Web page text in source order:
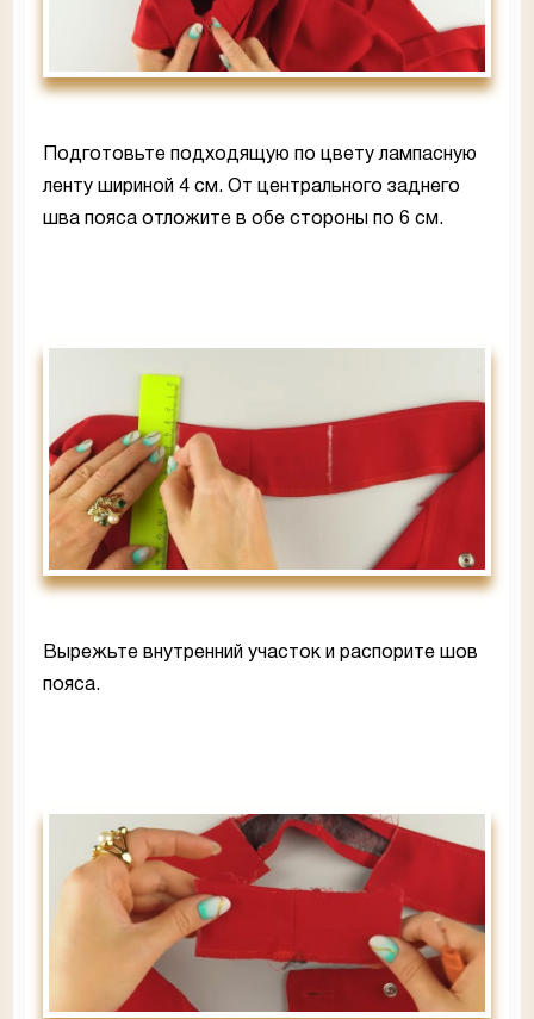
Подготовьте подходящую по цвету лампасную
ленту шириной 4 см. От центрального заднего
шва пояса отложите в обе стороны по 6 см.
Вырежьте внутренний участок и распорите шов
пояса.